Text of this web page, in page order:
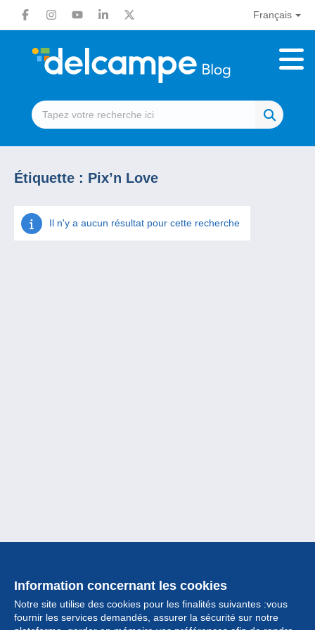
Français
Étiquette : Pix’n Love
Il n'y a aucun résultat pour cette recherche
Information concernant les cookies
Notre site utilise des cookies pour les finalités suivantes :vous
fournir les services demandés, assurer la sécurité sur notre